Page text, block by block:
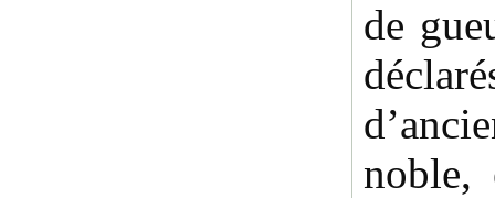
de
noble,